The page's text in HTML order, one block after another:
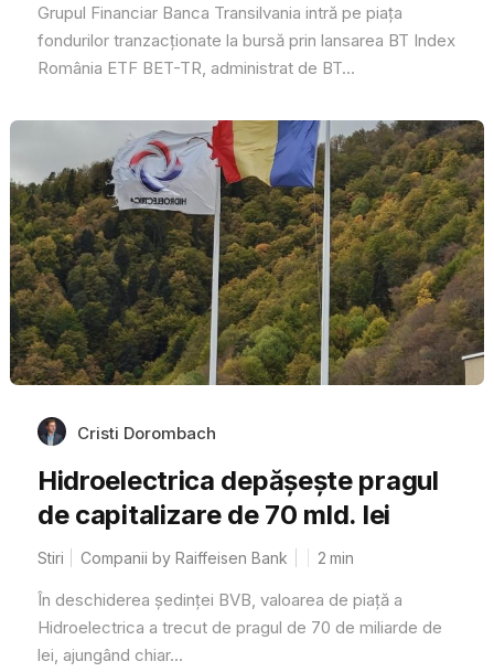
Grupul Financiar Banca Transilvania intră pe piața
fondurilor tranzacționate la bursă prin lansarea BT Index
România ETF BET-TR, administrat de BT...
Cristi Dorombach
Hidroelectrica depășește pragul
de capitalizare de 70 mld. lei
Stiri Companii by Raiffeisen Bank 2 min
În deschiderea ședinței BVB, valoarea de piață a
Hidroelectrica a trecut de pragul de 70 de miliarde de
lei, ajungând chiar...